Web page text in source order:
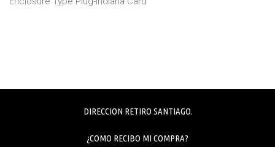
DIRECCION RETIRO SANTIAGO.
¿COMO RECIBO MI COMPRA?